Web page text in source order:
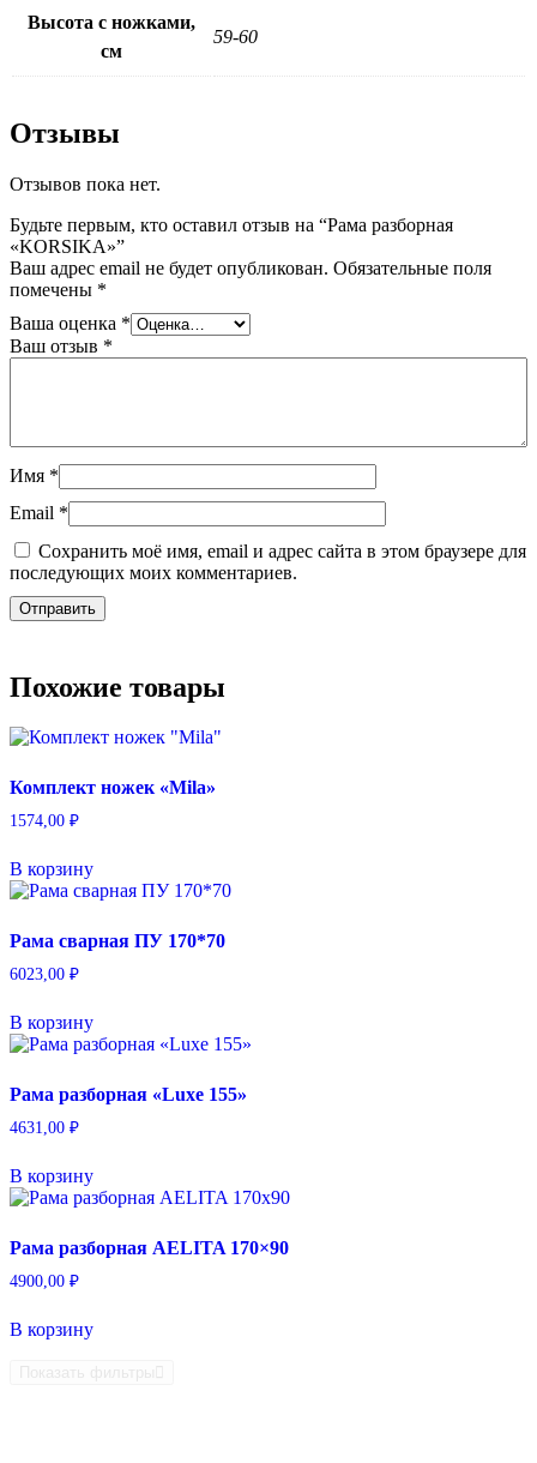
Высота с ножками,
см
59-60
Отзывы
Отзывов пока нет.
Будьте первым, кто оставил отзыв на “Рама разборная
«KORSIKA»”
Ваш адрес email не будет опубликован. Обязательные поля
помечены *
Ваша оценка *
Ваш отзыв *
Имя *
Email *
Сохранить моё имя, email и адрес сайта в этом браузере для
последующих моих комментариев.
Похожие товары
Комплект ножек «Mila»
1574,00 ₽
В корзину
Рама сварная ПУ 170*70
6023,00 ₽
В корзину
Рама разборная «Luxe 155»
4631,00 ₽
В корзину
Рама разборная AELITA 170×90
4900,00 ₽
В корзину